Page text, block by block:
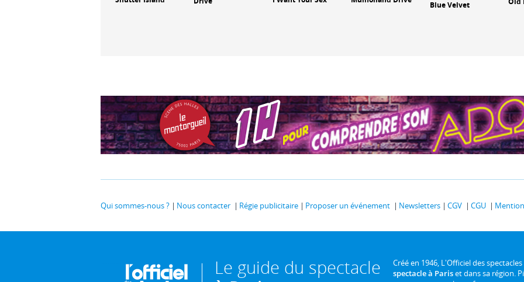
Blue Velvet
Qui sommes-nous ? Nous contacter Régie publicitaire Proposer un événement Newsletters CGV CGU
Le guide du spectacle
Créé en 1946, L'Officiel des
spectacle à Pariset dans sa région.